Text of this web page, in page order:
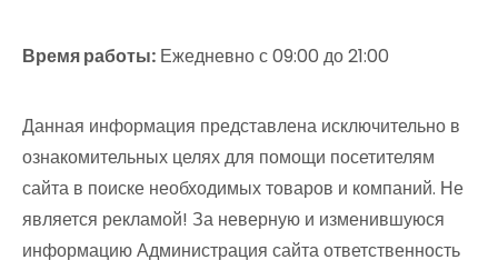
Время работы: Ежедневно с 09:00 до 21:00
Данная информация представлена исключительно в
ознакомительных целях для помощи посетителям
сайта в поиске необходимых товаров и компаний. Не
является рекламой! За неверную и изменившуюся
информацию Администрация сайта ответственность